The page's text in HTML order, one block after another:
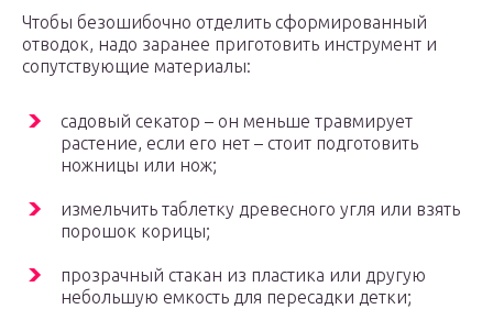
Чтобы безошибочно отделить сформированный
отводок, надо заранее приготовить инструмент и
сопутствующие материалы:
садовый секатор – он меньше травмирует
растение, если его нет – стоит подготовить
ножницы или нож;
измельчить таблетку древесного угля или взять
порошок корицы;
прозрачный стакан из пластика или другую
небольшую емкость для пересадки детки;